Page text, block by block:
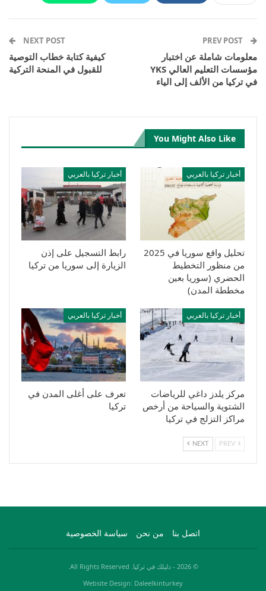
معلومات شاملة عن اختبار
مؤسسات التعليم العالي YKS
في تركيا من الألف إلى الياء
NEXT POST
كيفية كتابة خطاب التوصية
للقبول في المنحة التركية
You Might Also Like
أخبار تركيا بالعربي
تحليل واقع سوريا في 2025
من منظور التخطيط
الحضري (سوريا بعين
مخططة المدن)
أخبار تركيا بالعربي
رابط التسجيل على إذن
الزيارة إلى سوريا من تركيا
أخبار تركيا بالعربي
مركز يلدز داغي للرياضات
الشتوية والسياحة من أرخص
مراكز التزلج في تركيا
أخبار تركيا بالعربي
تعرف على أغلى المدن في
تركيا
NEXT
اتصل بنا من نحن سياسة الخصوصية
© 2026 - دليلك في تركيا. All Rights Reserved.
Website Design: Daleelkinturkey